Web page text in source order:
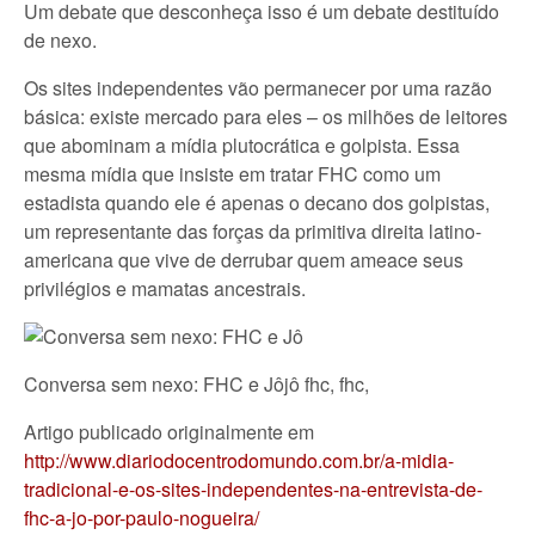
Um debate que desconheça isso é um debate destituído
de nexo.
Os sites independentes vão permanecer por uma razão
básica: existe mercado para eles – os milhões de leitores
que abominam a mídia plutocrática e golpista. Essa
mesma mídia que insiste em tratar FHC como um
estadista quando ele é apenas o decano dos golpistas,
um representante das forças da primitiva direita latino-
americana que vive de derrubar quem ameace seus
privilégios e mamatas ancestrais.
Conversa sem nexo: FHC e Jôjô fhc, fhc,
Artigo publicado originalmente em
http://www.diariodocentrodomundo.com.br/a-midia-
tradicional-e-os-sites-independentes-na-entrevista-de-
fhc-a-jo-por-paulo-nogueira/